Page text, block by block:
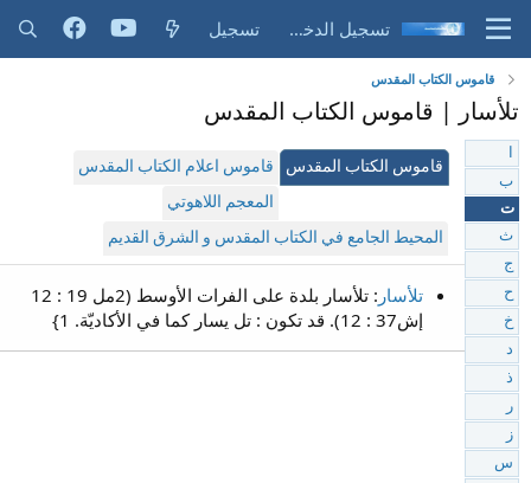
تسجيل الدخول تسجيل
قاموس الكتاب المقدس
تلأسار | قاموس الكتاب المقدس
قاموس الكتاب المقدس
قاموس اعلام الكتاب المقدس
المعجم اللاهوتي
المحيط الجامع في الكتاب المقدس و الشرق القديم
تلأسار
: تلأسار بلدة على الفرات الأوسط (2مل 19 : 12
إش37 : 12). قد تكون : تل يسار كما في الأكاديّة. 1}
ب
ت
ث
ج
ح
خ
د
ذ
ر
ز
س